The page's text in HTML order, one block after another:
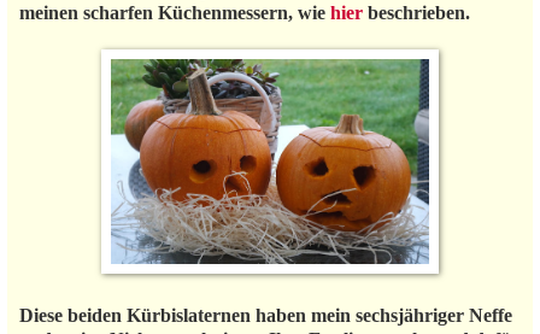
meinen scharfen Küchenmessern, wie hier beschrieben.
Diese beiden Kürbislaternen haben mein sechsjähriger Neffe